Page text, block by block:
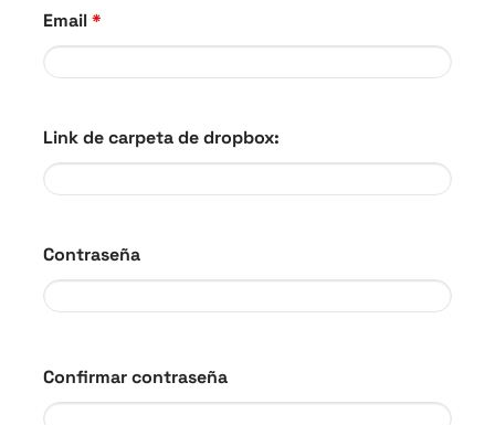
Email*
Link de carpeta de dropbox:
Contraseña
Confirmar contraseña